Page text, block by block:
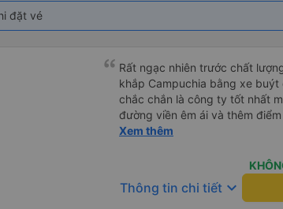
đặt vé
Rất ngạc nhiên trước chất
khắp Campuchia bằng xe
chắc chắn là công ty tốt nhất
đường viền êm ái và thêm
(Bạn có thể không hiểu mọi
Xem thêm
Thông tin chi tiết keyboard_arrow_down